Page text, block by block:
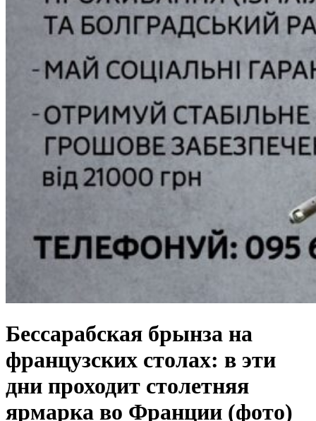
Бессарабская брынза на
французских столах: в эти
дни проходит столетняя
ярмарка во Франции (фото)